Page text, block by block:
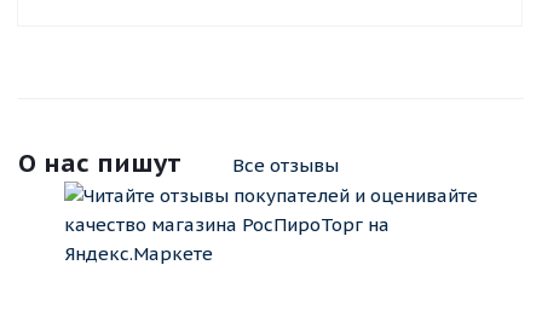
О нас пишут Все отзывы